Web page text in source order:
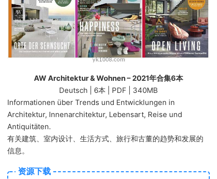
AW Architektur & Wohnen – 2021年合集6本
Deutsch | 6本 | PDF | 340MB
Informationen über Trends und Entwicklungen in
Architektur, Innenarchitektur, Lebensart, Reise und
Antiquitäten.
有关建筑、室内设计、生活方式、旅行和古董的趋势和发展的
信息。
资源下载